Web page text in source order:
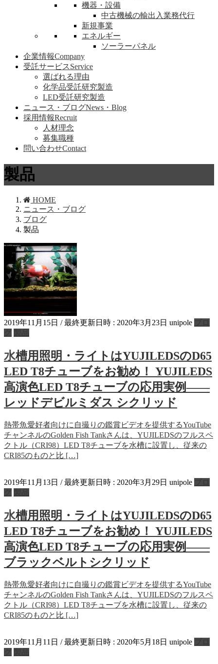
機器・設備
中古機械の輸出入業務代行
新規事業
エネルギー
ソーラーパネル
企業情報Company
受託サービスService
選ばれる理由
化学品受託研究製造
LED受託研究製造
ニュース・ブログNews・Blog
採用情報Recruit
人材理念
募集職種
問い合わせContact
製品
HOME
ニュース・ブログ
ブログ
製品
2019年11月15日 / 最終更新日時 : 2020年3月23日 unipole
水槽用照明・ライトはYUJILEDSのD65
LED T8チューブをお勧め！ YUJILEDS
高演色LED T8チューブの応用実例――
レッドデビルミダス シクリッド
熱帯魚愛好者向けに自撮りの鑑賞ビデオを提供するYouTube
チャンネルのGolden Fish Tankさんは、YUJILEDSのフルスペ
クトル（CRI98）LED T8チューブを水槽に設置し、従来の
CRI85のものと比 […]
2019年11月13日 / 最終更新日時 : 2020年3月29日 unipole
水槽用照明・ライトはYUJILEDSのD65
LED T8チューブをお勧め！ YUJILEDS
高演色LED T8チューブの応用実例――
ブラックベルトシクリッド
熱帯魚愛好者向けに自撮りの鑑賞ビデオを提供するYouTube
チャンネルのGolden Fish Tankさんは、YUJILEDSのフルスペ
クトル（CRI98）LED T8チューブを水槽に設置し、従来の
CRI85のものと比 […]
2019年11月11日 / 最終更新日時 : 2020年5月18日 unipole